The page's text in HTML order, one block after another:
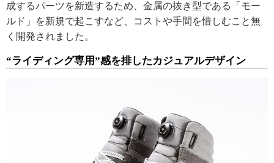
成するパーツを新造するため、金属の抜き型である「モー
ルド」を新規で起こすなど、コストや手間を惜しむこと無
く開発されました。
“ライディング専用”感を排したカジュアルデザイン